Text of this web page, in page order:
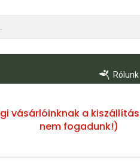
Rólunk
vásárlóinknak a
nem fogadunk!)